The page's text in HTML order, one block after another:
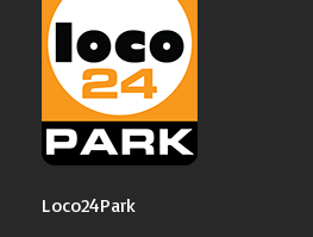
Loco24Park